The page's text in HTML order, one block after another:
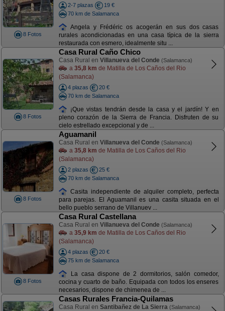
8 Fotos
2-7 plazas
19 €
70 km de Salamanca
Angela y Frédéric os acogerán en sus dos casas
rurales acondicionadas en una casa típica de la sierra
restaurada con esmero, idealmente situ ...
8 Fotos
Casa Rural Caño Chico
Casa Rural en Villanueva del Conde (Salamanca)
a 35,8 km de Matilla de Los Caños del Rio
(Salamanca)
4 plazas
20 €
70 km de Salamanca
¡Que vistas tendrán desde la casa y el jardín! Y en
pleno corazón de la Sierra de Francia. Disfruten de su
cielo estrellado excepcional y de ...
8 Fotos
Aguamanil
Casa Rural en Villanueva del Conde (Salamanca)
a 35,8 km de Matilla de Los Caños del Rio
(Salamanca)
2 plazas
25 €
70 km de Salamanca
Casita independiente de alquiler completo, perfecta
para parejas. El Aguamanil es una casita situada en el
bello pueblo serrano de Villanuev ...
8 Fotos
Casa Rural Castellana
Casa Rural en Villanueva del Conde (Salamanca)
a 35,9 km de Matilla de Los Caños del Rio
(Salamanca)
4 plazas
20 €
75 km de Salamanca
La casa dispone de 2 dormitorios, salón comedor,
cocina y cuarto de baño. Equipada con todos los enseres
necesarios, dispone de chimenea de ...
Casas Rurales Francia-Quilamas
Casa Rural en Santibañez de La Sierra (Salamanca)